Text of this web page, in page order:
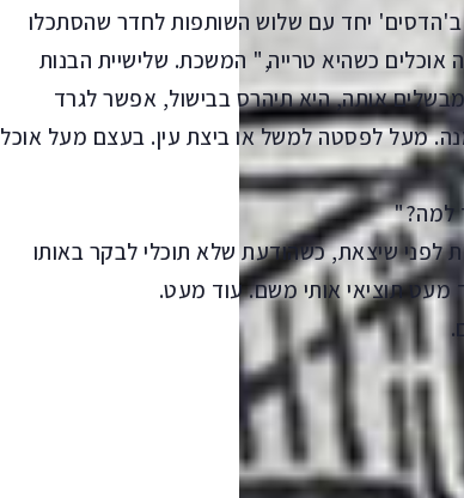
ב'הדסים' יחד עם שלוש השותפות לחדר שהסתכלו
כשהיא טרייה," המשכת. שלישיית הבנות
אותה, היא תיהרס בבישול, אפשר לגרד
מעל לפסטה למשל או ביצת עין. בעצם מעל אוכל
למה?"
לפני שיצאת, כשהודעת שלא תוכלי לבקר באותו
מעט תוציאי אותי משם. עוד מעט.